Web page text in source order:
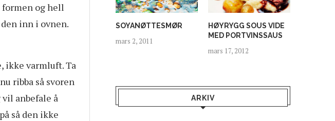
og hell
inn i ovnen.
ikke varmluft. Ta
ribba så svoren
vil anbefale å
så den ikke
SOYANØTTESMØR
mars 2, 2011
HØYRYGG SOUS VIDE
MED PORTVINSSAUS
mars 17, 2012
ARKIV